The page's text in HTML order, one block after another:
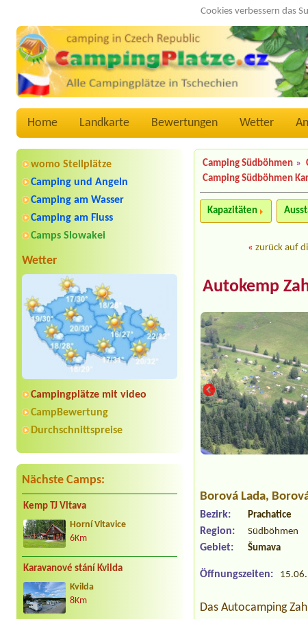
Cookies verbessern das
Home Landkarte Bewertungen Wetter
womo Stellplätze
Camping und Angeln
Camping am Wasser
Camping am Fluss
Camps Slowakei
Wetter
Campingplätze mit video
CampBewertung
Durchschnittspreise
Nächste Camps:
Kemp TJ Vltava
Horní Vltavice
6Km
Karavanové stání Kvilda
Kvilda
8Km
Camping Südböhmen »
Camping Südböhmen
Kapazitäten
«zurück auf
Autokemp
Borová Lada,
Bezirk: Prachatice
Region: Südböhmen
Gebiet: Šumava
Öffnungszeiten:
Das Autocamping